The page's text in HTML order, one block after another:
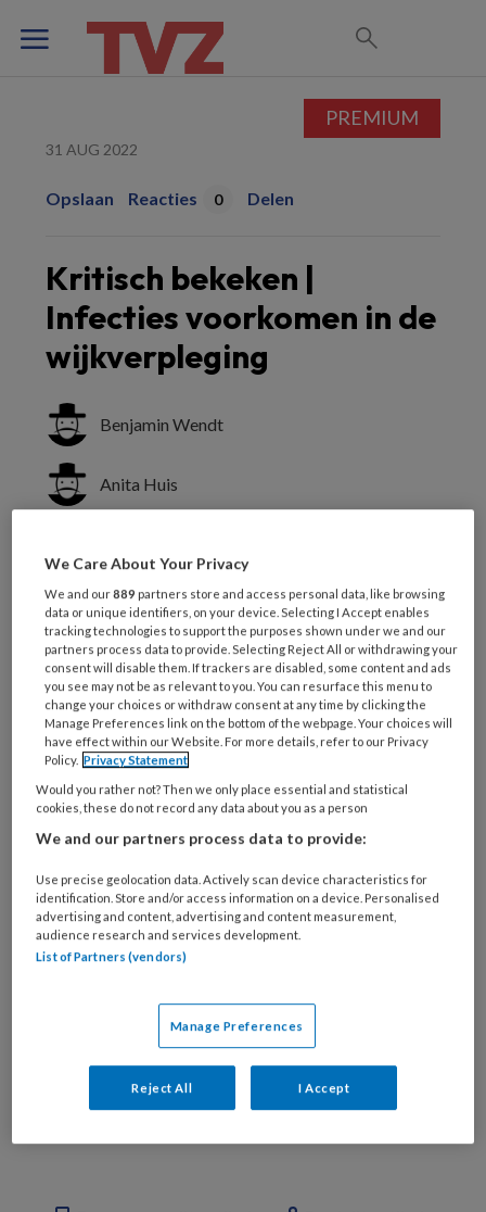
31 AUG 2022
Opslaan Reacties 0 Delen
Kritisch bekeken |
Infecties voorkomen in de
wijkverpleging
Benjamin Wendt
Anita Huis
Verpleegkundigen onderzochten bij
deze studie wat de kwaliteit is van de
toepassing van
infectiepreventiemaatregelen bij
zowel zorgverleners als cliënten in de
wijkverpleging.
Context
Steeds meer oudere cliënten met
PREMIUM
Bekijk de mogelijkheden
Al abonnee?Log dan in
PREMIUM
We Care About Your Privacy
We and our889 partners store and access personal data, like browsing
data or unique identifiers, on your device. Selecting I Accept enables
tracking technologies to support the purposes shown under we and our
partners process data to provide. Selecting Reject All or withdrawing your
consent will disable them. If trackers are disabled, some content and ads
you see may not be as relevant to you. You can resurface this menu to
change your choices or withdraw consent at any time by clicking the
Manage Preferences link on the bottom of the webpage. Your choices will
have effect within our Website. For more details, refer to our Privacy
Policy. Privacy Statement
Would you rather not? Then we only place essential and statistical
cookies, these do not record any data about you as a person
We and our partners process data to provide:
Use precise geolocation data. Actively scan device characteristics for
identification. Store and/or access information on a device. Personalised
advertising and content, advertising and content measurement,
audience research and services development.
List of Partners (vendors)
Manage Preferences
Reject All I Accept